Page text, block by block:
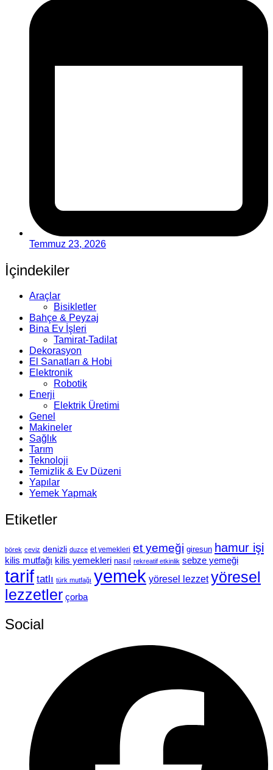
Temmuz 23, 2026
İçindekiler
Araçlar
Bisikletler
Bahçe & Peyzaj
Bina Ev İşleri
Tamirat-Tadilat
Dekorasyon
El Sanatları & Hobi
Elektronik
Robotik
Enerji
Elektrik Üretimi
Genel
Makineler
Sağlık
Tarım
Teknoloji
Temizlik & Ev Düzeni
Yapılar
Yemek Yapmak
Etiketler
börek ceviz denizli duzce et yemekleri et yemeği giresun hamur işi
kilis mutfağı kilis yemekleri nasıl rekreatif etkinlik sebze yemeği
tarif tatlı türk mutfağı yemek yöresel lezzet yöresel
lezzetler çorba
Social